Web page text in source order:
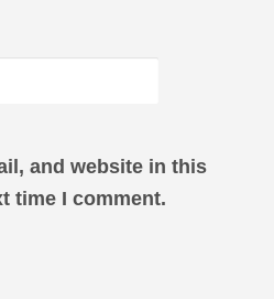
and website in this
time I comment.